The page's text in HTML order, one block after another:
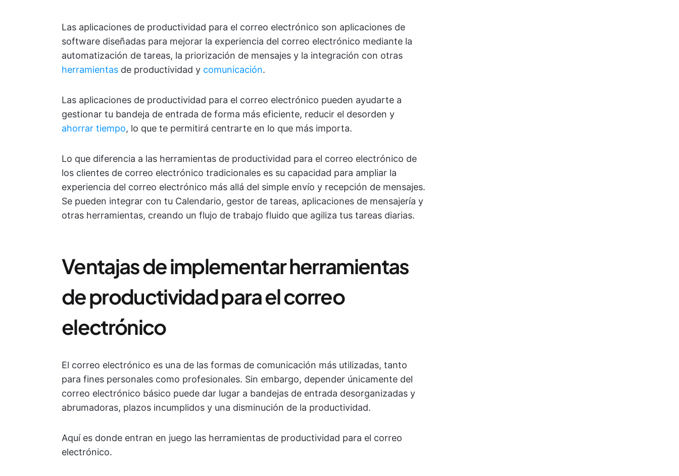
Las aplicaciones de productividad para el correo electrónico son aplicaciones de
software diseñadas para mejorar la experiencia del correo electrónico mediante la
automatización de tareas, la priorización de mensajes y la integración con otras
herramientas de productividad y comunicación.
Las aplicaciones de productividad para el correo electrónico pueden ayudarte a
gestionar tu bandeja de entrada de forma más eficiente, reducir el desorden y
ahorrar tiempo, lo que te permitirá centrarte en lo que más importa.
Lo que diferencia a las herramientas de productividad para el correo electrónico de
los clientes de correo electrónico tradicionales es su capacidad para ampliar la
experiencia del correo electrónico más allá del simple envío y recepción de mensajes.
Se pueden integrar con tu Calendario, gestor de tareas, aplicaciones de mensajería y
otras herramientas, creando un flujo de trabajo fluido que agiliza tus tareas diarias.
Ventajas de implementar herramientas
de productividad para el correo
electrónico
El correo electrónico es una de las formas de comunicación más utilizadas, tanto
para fines personales como profesionales. Sin embargo, depender únicamente del
correo electrónico básico puede dar lugar a bandejas de entrada desorganizadas y
abrumadoras, plazos incumplidos y una disminución de la productividad.
Aquí es donde entran en juego las herramientas de productividad para el correo
electrónico.